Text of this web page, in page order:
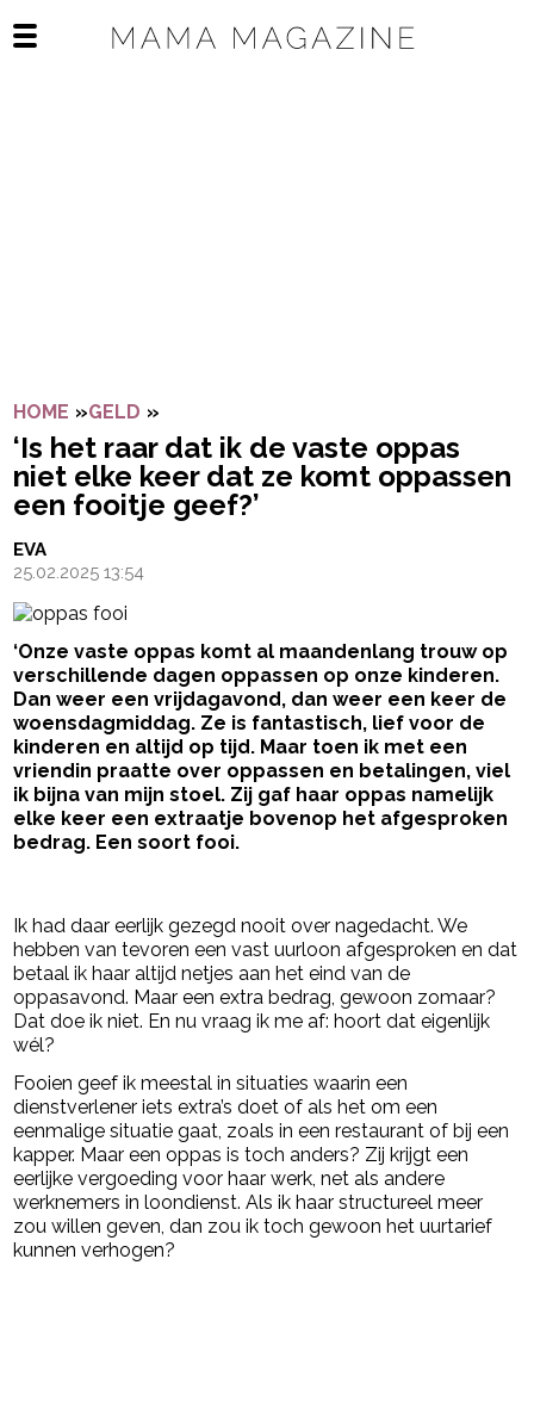
Open het mobiele menu
HOME »GELD »
‘Is het raar dat ik de vaste oppas
niet elke keer dat ze komt oppassen
een fooitje geef?’
EVA
25.02.2025 13:54
‘Onze vaste oppas komt al maandenlang trouw op
verschillende dagen oppassen op onze kinderen.
Dan weer een vrijdagavond, dan weer een keer de
woensdagmiddag. Ze is fantastisch, lief voor de
kinderen en altijd op tijd. Maar toen ik met een
vriendin praatte over oppassen en betalingen, viel
ik bijna van mijn stoel. Zij gaf haar oppas namelijk
elke keer een extraatje bovenop het afgesproken
bedrag. Een soort fooi.
Ik had daar eerlijk gezegd nooit over nagedacht. We
hebben van tevoren een vast uurloon afgesproken en dat
betaal ik haar altijd netjes aan het eind van de
oppasavond. Maar een extra bedrag, gewoon zomaar?
Dat doe ik niet. En nu vraag ik me af: hoort dat eigenlijk
wél?
Fooien geef ik meestal in situaties waarin een
dienstverlener iets extra’s doet of als het om een
eenmalige situatie gaat, zoals in een restaurant of bij een
kapper. Maar een oppas is toch anders? Zij krijgt een
eerlijke vergoeding voor haar werk, net als andere
werknemers in loondienst. Als ik haar structureel meer
zou willen geven, dan zou ik toch gewoon het uurtarief
kunnen verhogen?